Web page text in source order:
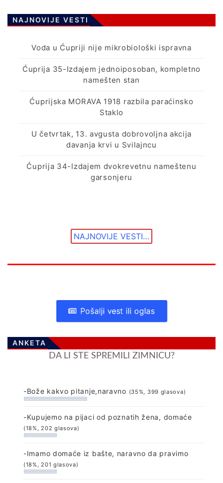
NAJNOVIJE VESTI
Voda u Ćupriji nije mikrobiološki ispravna
Ćuprija 35-Izdajem jednoiposoban, kompletno
namešten stan
Ćuprijska MORAVA 1918 razbila paraćinsko
Staklo
U četvrtak, 13. avgusta dobrovoljna akcija
davanja krvi u Svilajncu
Ćuprija 34-Izdajem dvokrevetnu nameštenu
garsonjeru
NAJNOVIJE VESTI…
Pošalji vest ili oglas
ANKETA
DA LI STE SPREMILI ZIMNICU?
-Bože kakvo pitanje,naravno (35%, 399 glasova)
-Kupujemo na pijaci od poznatih žena, domaće
(18%, 202 glasova)
-Imamo domaće iz bašte, naravno da pravimo
(18%, 201 glasova)